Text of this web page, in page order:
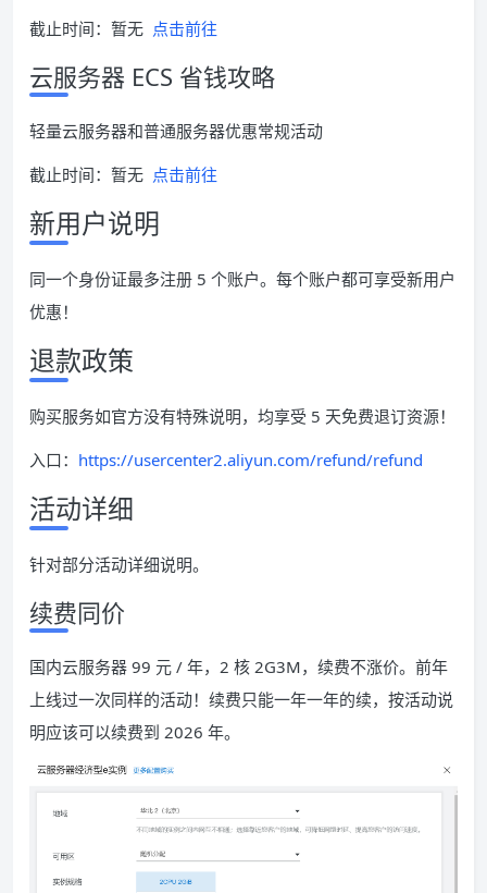
截止时间：暂无 点击前往
云服务器 ECS 省钱攻略
轻量云服务器和普通服务器优惠常规活动
截止时间：暂无 点击前往
新用户说明
同一个身份证最多注册 5 个账户。每个账户都可享受新用户
优惠！
退款政策
购买服务如官方没有特殊说明，均享受 5 天免费退订资源！
入口： https://usercenter2.aliyun.com/refund/refund
活动详细
针对部分活动详细说明。
续费同价
国内云服务器 99 元 / 年，2 核 2G3M，续费不涨价。前年
上线过一次同样的活动！续费只能一年一年的续，按活动说
明应该可以续费到 2026 年。